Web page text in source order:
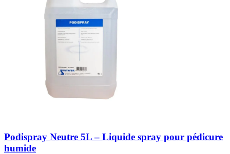
Podispray Neutre 5L – Liquide spray pour pédicure
humide